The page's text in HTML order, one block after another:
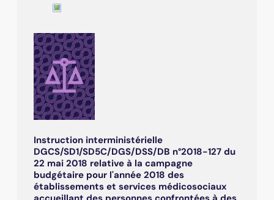
Instruction interministérielle
DGCS/SD1/SD5C/DGS/DSS/DB n°2018-127 du
22 mai 2018 relative à la campagne
budgétaire pour l'année 2018 des
établissements et services médicosociaux